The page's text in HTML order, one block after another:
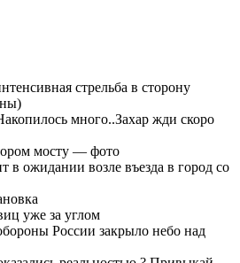
стрельба в сторону
много..Захар жди скоро
мосту — фото
в ожидании возле въезда в город со
уже за углом
России закрыло небо над